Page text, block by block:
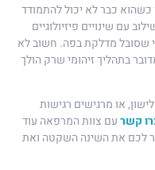
כבר לא יכול להתמודד
שינויים פיזיולוגיים
מדלקת בפה. חשוב לא
בתהליך זיהומי שרק הולך
או מרגישים רגישות
עם צוות המרפאה עוד
לכם את השינה השקטה ואת